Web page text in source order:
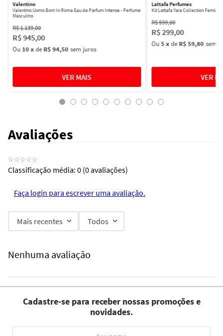
Valentino
Valentino Uomo Born In Roma Eau de Parfum Intense - Perfume
Masculino
R$1.139,00
R$945,00
Ou 10xdeR$ 94,50 sem juros
Lattafa Perfumes
Kit Lattafa Yara Collection
R$599,00
R$299,00
Ou5xdeR$ 59,80 sem
Avaliações
☆☆☆☆☆
Classificação média: 0 (0 avaliações)
Faça login para escrever uma avaliação.
Mais recentes Todos
Nenhuma avaliação
Cadastre-se para receber nossas promoções e
novidades.